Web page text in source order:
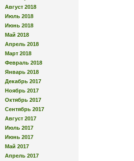
Август 2018
Июль 2018
Июнь 2018
Май 2018
Апрель 2018
Март 2018
Февраль 2018
Январь 2018
Декабрь 2017
Ноябрь 2017
Октябрь 2017
Сентябрь 2017
Август 2017
Июль 2017
Июнь 2017
Май 2017
Апрель 2017